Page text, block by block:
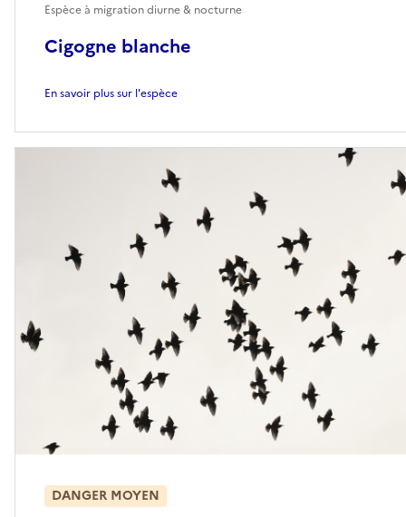
Cigogne blanche
Espèce à migration diurne & nocturne
En savoir plus sur l'espèce
DANGER MOYEN